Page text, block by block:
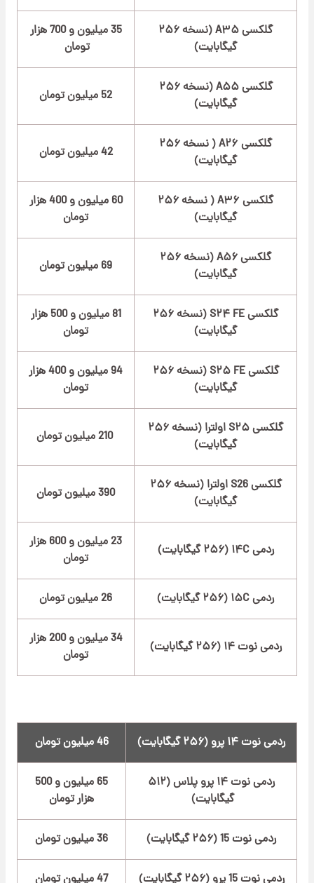
گلکسی A۳۵ (نسخه ۲۵۶
گیگابایت)
35 میلیون و 700 هزار
تومان
گلکسی A۵۵ (نسخه ۲۵۶
گیگابایت)
52 میلیون تومان
گلکسی A۲۶ ( نسخه ۲۵۶
گیگابایت)
42 میلیون تومان
گلکسی A۳۶ ( نسخه ۲۵۶
گیگابایت)
60 میلیون و 400 هزار
تومان
گلکسی A۵۶ (نسخه ۲۵۶
گیگابایت)
69 میلیون تومان
گلکسی S۲۴ FE (نسخه ۲۵۶
گیگابایت)
81 میلیون و 500 هزار
تومان
گلکسی S۲۵ FE (نسخه ۲۵۶
گیگابایت)
94 میلیون و 400 هزار
تومان
گلکسی S۲۵ اولترا (نسخه ۲۵۶
گیگابایت)
210 میلیون تومان
گلکسی S26 اولترا (نسخه ۲۵۶
گیگابایت)
390 میلیون تومان
ردمی ۱۴C (۲۵۶ گیگابایت)
23 میلیون و 600 هزار
تومان
ردمی ۱۵C (۲۵۶ گیگابایت) 26 میلیون تومان
ردمی نوت ۱۴ (۲۵۶ گیگابایت)
34 میلیون و 200 هزار
تومان
ردمی نوت ۱۴ پرو (۲۵۶ گیگابایت) 46 میلیون تومان
ردمی نوت ۱۴ پرو پلاس (۵۱۲
گیگابایت)
65 میلیون و 500
هزار تومان
ردمی نوت 15 (۲۵۶ گیگابایت) 36 میلیون تومان
ردمی نوت 15 پرو (۲۵۶ گیگابایت) 47 میلیون تومان